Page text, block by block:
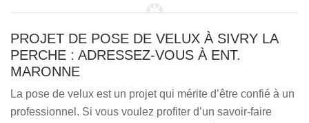
PROJET DE POSE DE VELUX À SIVRY LA
PERCHE : ADRESSEZ-VOUS À ENT.
MARONNE
La pose de velux est un projet qui mérite d’être confié à un
professionnel. Si vous voulez profiter d’un savoir-faire